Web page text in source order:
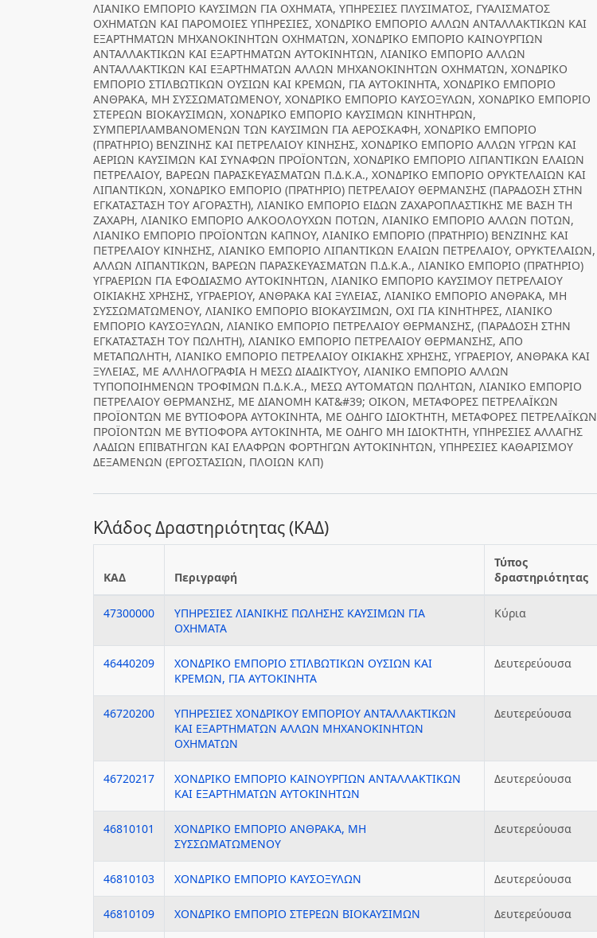
ΛΙΑΝΙΚΟ ΕΜΠΟΡΙΟ ΚΑΥΣΙΜΩΝ ΓΙΑ ΟΧΗΜΑΤΑ, ΥΠΗΡΕΣΙΕΣ ΠΛΥΣΙΜΑΤΟΣ, ΓΥΑΛΙΣΜΑΤΟΣ
ΟΧΗΜΑΤΩΝ ΚΑΙ ΠΑΡΟΜΟΙΕΣ ΥΠΗΡΕΣΙΕΣ, ΧΟΝΔΡΙΚΟ ΕΜΠΟΡΙΟ ΑΛΛΩΝ ΑΝΤΑΛΛΑΚΤΙΚΩΝ ΚΑΙ
ΕΞΑΡΤΗΜΑΤΩΝ ΜΗΧΑΝΟΚΙΝΗΤΩΝ ΟΧΗΜΑΤΩΝ, ΧΟΝΔΡΙΚΟ ΕΜΠΟΡΙΟ ΚΑΙΝΟΥΡΓΙΩΝ
ΑΝΤΑΛΛΑΚΤΙΚΩΝ ΚΑΙ ΕΞΑΡΤΗΜΑΤΩΝ ΑΥΤΟΚΙΝΗΤΩΝ, ΛΙΑΝΙΚΟ ΕΜΠΟΡΙΟ ΑΛΛΩΝ
ΑΝΤΑΛΛΑΚΤΙΚΩΝ ΚΑΙ ΕΞΑΡΤΗΜΑΤΩΝ ΑΛΛΩΝ ΜΗΧΑΝΟΚΙΝΗΤΩΝ ΟΧΗΜΑΤΩΝ, ΧΟΝΔΡΙΚΟ
ΕΜΠΟΡΙΟ ΣΤΙΛΒΩΤΙΚΩΝ ΟΥΣΙΩΝ ΚΑΙ ΚΡΕΜΩΝ, ΓΙΑ ΑΥΤΟΚΙΝΗΤΑ, ΧΟΝΔΡΙΚΟ ΕΜΠΟΡΙΟ
ΑΝΘΡΑΚΑ, ΜΗ ΣΥΣΣΩΜΑΤΩΜΕΝΟΥ, ΧΟΝΔΡΙΚΟ ΕΜΠΟΡΙΟ ΚΑΥΣΟΞΥΛΩΝ, ΧΟΝΔΡΙΚΟ ΕΜΠΟΡΙΟ
ΣΤΕΡΕΩΝ ΒΙΟΚΑΥΣΙΜΩΝ, ΧΟΝΔΡΙΚΟ ΕΜΠΟΡΙΟ ΚΑΥΣΙΜΩΝ ΚΙΝΗΤΗΡΩΝ,
ΣΥΜΠΕΡΙΛΑΜΒΑΝΟΜΕΝΩΝ ΤΩΝ ΚΑΥΣΙΜΩΝ ΓΙΑ ΑΕΡΟΣΚΑΦΗ, ΧΟΝΔΡΙΚΟ ΕΜΠΟΡΙΟ
(ΠΡΑΤΗΡΙΟ) ΒΕΝΖΙΝΗΣ ΚΑΙ ΠΕΤΡΕΛΑΙΟΥ ΚΙΝΗΣΗΣ, ΧΟΝΔΡΙΚΟ ΕΜΠΟΡΙΟ ΑΛΛΩΝ ΥΓΡΩΝ ΚΑΙ
ΑΕΡΙΩΝ ΚΑΥΣΙΜΩΝ ΚΑΙ ΣΥΝΑΦΩΝ ΠΡΟΪΟΝΤΩΝ, ΧΟΝΔΡΙΚΟ ΕΜΠΟΡΙΟ ΛΙΠΑΝΤΙΚΩΝ ΕΛΑΙΩΝ
ΠΕΤΡΕΛΑΙΟΥ, ΒΑΡΕΩΝ ΠΑΡΑΣΚΕΥΑΣΜΑΤΩΝ Π.Δ.Κ.Α., ΧΟΝΔΡΙΚΟ ΕΜΠΟΡΙΟ ΟΡΥΚΤΕΛΑΙΩΝ ΚΑΙ
ΛΙΠΑΝΤΙΚΩΝ, ΧΟΝΔΡΙΚΟ ΕΜΠΟΡΙΟ (ΠΡΑΤΗΡΙΟ) ΠΕΤΡΕΛΑΙΟΥ ΘΕΡΜΑΝΣΗΣ (ΠΑΡΑΔΟΣΗ ΣΤΗΝ
ΕΓΚΑΤΑΣΤΑΣΗ ΤΟΥ ΑΓΟΡΑΣΤΗ), ΛΙΑΝΙΚΟ ΕΜΠΟΡΙΟ ΕΙΔΩΝ ΖΑΧΑΡΟΠΛΑΣΤΙΚΗΣ ΜΕ ΒΑΣΗ ΤΗ
ΖΑΧΑΡΗ, ΛΙΑΝΙΚΟ ΕΜΠΟΡΙΟ ΑΛΚΟΟΛΟΥΧΩΝ ΠΟΤΩΝ, ΛΙΑΝΙΚΟ ΕΜΠΟΡΙΟ ΑΛΛΩΝ ΠΟΤΩΝ,
ΛΙΑΝΙΚΟ ΕΜΠΟΡΙΟ ΠΡΟΪΟΝΤΩΝ ΚΑΠΝΟΥ, ΛΙΑΝΙΚΟ ΕΜΠΟΡΙΟ (ΠΡΑΤΗΡΙΟ) ΒΕΝΖΙΝΗΣ ΚΑΙ
ΠΕΤΡΕΛΑΙΟΥ ΚΙΝΗΣΗΣ, ΛΙΑΝΙΚΟ ΕΜΠΟΡΙΟ ΛΙΠΑΝΤΙΚΩΝ ΕΛΑΙΩΝ ΠΕΤΡΕΛΑΙΟΥ, ΟΡΥΚΤΕΛΑΙΩΝ,
ΑΛΛΩΝ ΛΙΠΑΝΤΙΚΩΝ, ΒΑΡΕΩΝ ΠΑΡΑΣΚΕΥΑΣΜΑΤΩΝ Π.Δ.Κ.Α., ΛΙΑΝΙΚΟ ΕΜΠΟΡΙΟ (ΠΡΑΤΗΡΙΟ)
ΥΓΡΑΕΡΙΩΝ ΓΙΑ ΕΦΟΔΙΑΣΜΟ ΑΥΤΟΚΙΝΗΤΩΝ, ΛΙΑΝΙΚΟ ΕΜΠΟΡΙΟ ΚΑΥΣΙΜΟΥ ΠΕΤΡΕΛΑΙΟΥ
ΟΙΚΙΑΚΗΣ ΧΡΗΣΗΣ, ΥΓΡΑΕΡΙΟΥ, ΑΝΘΡΑΚΑ ΚΑΙ ΞΥΛΕΙΑΣ, ΛΙΑΝΙΚΟ ΕΜΠΟΡΙΟ ΑΝΘΡΑΚΑ, ΜΗ
ΣΥΣΣΩΜΑΤΩΜΕΝΟΥ, ΛΙΑΝΙΚΟ ΕΜΠΟΡΙΟ ΒΙΟΚΑΥΣΙΜΩΝ, ΟΧΙ ΓΙΑ ΚΙΝΗΤΗΡΕΣ, ΛΙΑΝΙΚΟ
ΕΜΠΟΡΙΟ ΚΑΥΣΟΞΥΛΩΝ, ΛΙΑΝΙΚΟ ΕΜΠΟΡΙΟ ΠΕΤΡΕΛΑΙΟΥ ΘΕΡΜΑΝΣΗΣ, (ΠΑΡΑΔΟΣΗ ΣΤΗΝ
ΕΓΚΑΤΑΣΤΑΣΗ ΤΟΥ ΠΩΛΗΤΗ), ΛΙΑΝΙΚΟ ΕΜΠΟΡΙΟ ΠΕΤΡΕΛΑΙΟΥ ΘΕΡΜΑΝΣΗΣ, ΑΠΟ
ΜΕΤΑΠΩΛΗΤΗ, ΛΙΑΝΙΚΟ ΕΜΠΟΡΙΟ ΠΕΤΡΕΛΑΙΟΥ ΟΙΚΙΑΚΗΣ ΧΡΗΣΗΣ, ΥΓΡΑΕΡΙΟΥ, ΑΝΘΡΑΚΑ ΚΑΙ
ΞΥΛΕΙΑΣ, ΜΕ ΑΛΛΗΛΟΓΡΑΦΙΑ Η ΜΕΣΩ ΔΙΑΔΙΚΤΥΟΥ, ΛΙΑΝΙΚΟ ΕΜΠΟΡΙΟ ΑΛΛΩΝ
ΤΥΠΟΠΟΙΗΜΕΝΩΝ ΤΡΟΦΙΜΩΝ Π.Δ.Κ.Α., ΜΕΣΩ ΑΥΤΟΜΑΤΩΝ ΠΩΛΗΤΩΝ, ΛΙΑΝΙΚΟ ΕΜΠΟΡΙΟ
ΠΕΤΡΕΛΑΙΟΥ ΘΕΡΜΑΝΣΗΣ, ΜΕ ΔΙΑΝΟΜΗ ΚΑΤ&#39; ΟΙΚΟΝ, ΜΕΤΑΦΟΡΕΣ ΠΕΤΡΕΛΑΪΚΩΝ
ΠΡΟΪΟΝΤΩΝ ΜΕ ΒΥΤΙΟΦΟΡΑ ΑΥΤΟΚΙΝΗΤΑ, ΜΕ ΟΔΗΓΟ ΙΔΙΟΚΤΗΤΗ, ΜΕΤΑΦΟΡΕΣ ΠΕΤΡΕΛΑΪΚΩΝ
ΠΡΟΪΟΝΤΩΝ ΜΕ ΒΥΤΙΟΦΟΡΑ ΑΥΤΟΚΙΝΗΤΑ, ΜΕ ΟΔΗΓΟ ΜΗ ΙΔΙΟΚΤΗΤΗ, ΥΠΗΡΕΣΙΕΣ ΑΛΛΑΓΗΣ
ΛΑΔΙΩΝ ΕΠΙΒΑΤΗΓΩΝ ΚΑΙ ΕΛΑΦΡΩΝ ΦΟΡΤΗΓΩΝ ΑΥΤΟΚΙΝΗΤΩΝ, ΥΠΗΡΕΣΙΕΣ ΚΑΘΑΡΙΣΜΟΥ
ΔΕΞΑΜΕΝΩΝ (ΕΡΓΟΣΤΑΣΙΩΝ, ΠΛΟΙΩΝ ΚΛΠ)
Κλάδος Δραστηριότητας (ΚΑΔ)
ΚΑΔ Περιγραφή
Τύπος
δραστηριότητας
47300000
ΥΠΗΡΕΣΙΕΣ ΛΙΑΝΙΚΗΣ ΠΩΛΗΣΗΣ ΚΑΥΣΙΜΩΝ ΓΙΑ
ΟΧΗΜΑΤΑ
Κύρια
46440209
ΧΟΝΔΡΙΚΟ ΕΜΠΟΡΙΟ ΣΤΙΛΒΩΤΙΚΩΝ ΟΥΣΙΩΝ ΚΑΙ
ΚΡΕΜΩΝ, ΓΙΑ ΑΥΤΟΚΙΝΗΤΑ
Δευτερεύουσα
46720200
ΥΠΗΡΕΣΙΕΣ ΧΟΝΔΡΙΚΟΥ ΕΜΠΟΡΙΟΥ ΑΝΤΑΛΛΑΚΤΙΚΩΝ
ΚΑΙ ΕΞΑΡΤΗΜΑΤΩΝ ΑΛΛΩΝ ΜΗΧΑΝΟΚΙΝΗΤΩΝ
ΟΧΗΜΑΤΩΝ
Δευτερεύουσα
46720217
ΧΟΝΔΡΙΚΟ ΕΜΠΟΡΙΟ ΚΑΙΝΟΥΡΓΙΩΝ ΑΝΤΑΛΛΑΚΤΙΚΩΝ
ΚΑΙ ΕΞΑΡΤΗΜΑΤΩΝ ΑΥΤΟΚΙΝΗΤΩΝ
Δευτερεύουσα
46810101
ΧΟΝΔΡΙΚΟ ΕΜΠΟΡΙΟ ΑΝΘΡΑΚΑ, ΜΗ
ΣΥΣΣΩΜΑΤΩΜΕΝΟΥ
Δευτερεύουσα
46810103 ΧΟΝΔΡΙΚΟ ΕΜΠΟΡΙΟ ΚΑΥΣΟΞΥΛΩΝ Δευτερεύουσα
46810109 ΧΟΝΔΡΙΚΟ ΕΜΠΟΡΙΟ ΣΤΕΡΕΩΝ ΒΙΟΚΑΥΣΙΜΩΝ Δευτερεύουσα